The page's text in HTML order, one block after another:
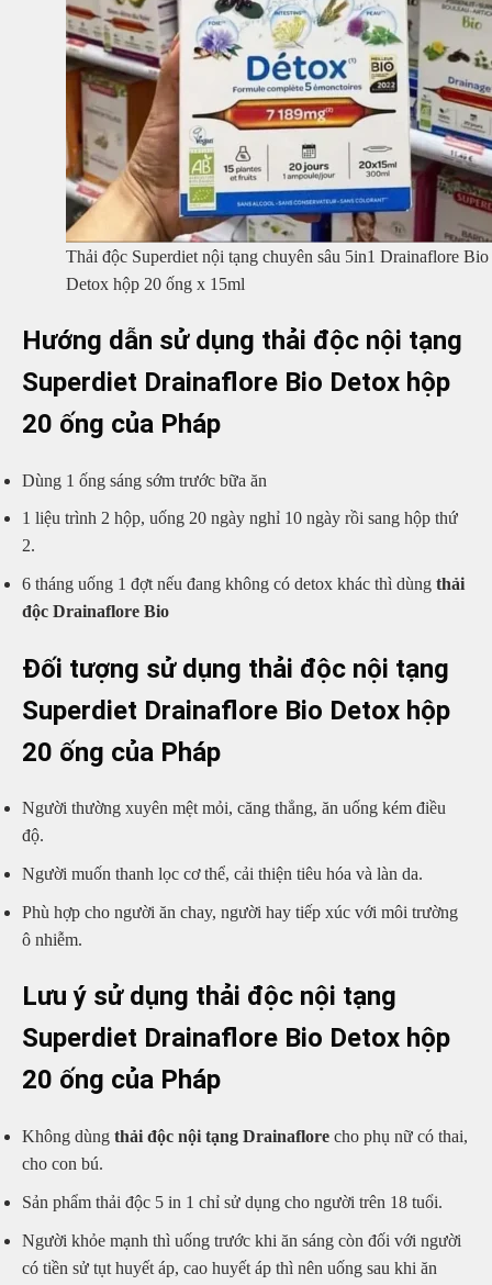
Thải độc Superdiet nội tạng chuyên sâu 5in1 Drainaflore Bio
Detox hộp 20 ống x 15ml
Hướng dẫn sử dụng thải độc nội tạng
Superdiet Drainaflore Bio Detox hộp
20 ống của Pháp
Dùng 1 ống sáng sớm trước bữa ăn
1 liệu trình 2 hộp, uống 20 ngày nghỉ 10 ngày rồi sang hộp thứ
2.
6 tháng uống 1 đợt nếu đang không có detox khác thì dùng thải
độc Drainaflore Bio
Đối tượng sử dụng thải độc nội tạng
Superdiet Drainaflore Bio Detox hộp
20 ống của Pháp
Người thường xuyên mệt mỏi, căng thẳng, ăn uống kém điều
độ.
Người muốn thanh lọc cơ thể, cải thiện tiêu hóa và làn da.
Phù hợp cho người ăn chay, người hay tiếp xúc với môi trường
ô nhiễm.
Lưu ý sử dụng thải độc nội tạng
Superdiet Drainaflore Bio Detox hộp
20 ống của Pháp
Không dùng thải độc nội tạng Drainaflore cho phụ nữ có thai,
cho con bú.
Sản phẩm thải độc 5 in 1 chỉ sử dụng cho người trên 18 tuổi.
Người khỏe mạnh thì uống trước khi ăn sáng còn đối với người
có tiền sử tụt huyết áp, cao huyết áp thì nên uống sau khi ăn